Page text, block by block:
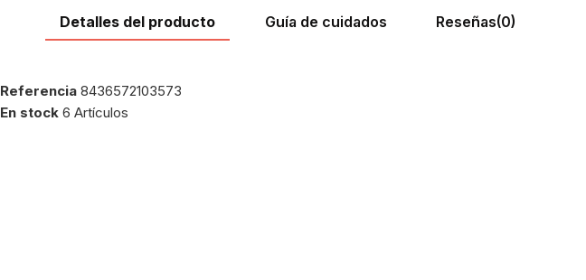
Detalles del producto Guía de cuidados Reseñas(0)
Referencia 8436572103573
En stock 6 Artículos